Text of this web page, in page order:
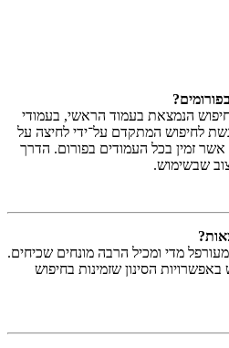
הנמצאת בעמוד הראשי, בעמודי
לחיפוש המתקדם על־ידי לחיצה על
זמין בכל העמודים בפורום. הדרך
שבשימוש.
מדי ומכיל הרבה מונחים שכיחים.
הסינון שזמינות בחיפוש